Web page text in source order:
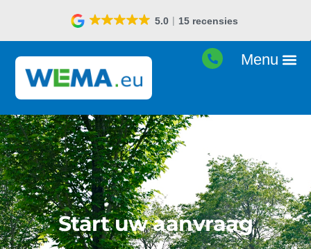
5.0 15 recensies
Start uw aanvraag